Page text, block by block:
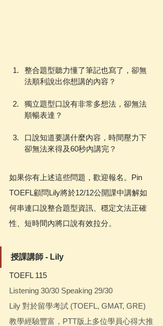
整合題型聽力懂了筆記也寫了，卻無
法順利說出你想講的內容？
獨立題型口說有非常多想法，卻無法
順暢表達？
口說知道要講什麼內容，時間壓力下
卻無法來得及60秒內講完？
如果你有上述這些問題，歡迎報名。Pin
TOEFL顧問Lily將於12/12公開課中講解如
何串連口說整合題型資訊、穩定文法正確
性、短時間內將口說有效拉分。
授課講師 - Lily
TOEFL 115
Listening 30/30 Speaking 29/30
Lily 對於留學考試 (TOEFL, GMAT, GRE)
教學經驗豐富，PTT版上多位學員心得大推